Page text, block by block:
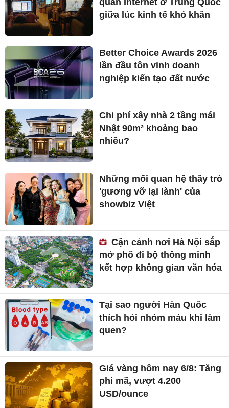
giữa lúc kinh tế khó khăn
Better Choice Awards 2026
lần đầu tôn vinh doanh
nghiệp kiến tạo đất nước
Chi phí xây nhà 2 tầng mái
Nhật 90m² khoảng bao
nhiêu?
Những mối quan hệ thầy trò
'gương vỡ lại lành' của
showbiz Việt
Cận cảnh nơi Hà Nội sắp
mở phố đi bộ thông minh
kết hợp không gian văn hóa
Tại sao người Hàn Quốc
thích hỏi nhóm máu khi làm
quen?
Giá vàng hôm nay 6/8: Tăng
phi mã, vượt 4.200
USD/ounce